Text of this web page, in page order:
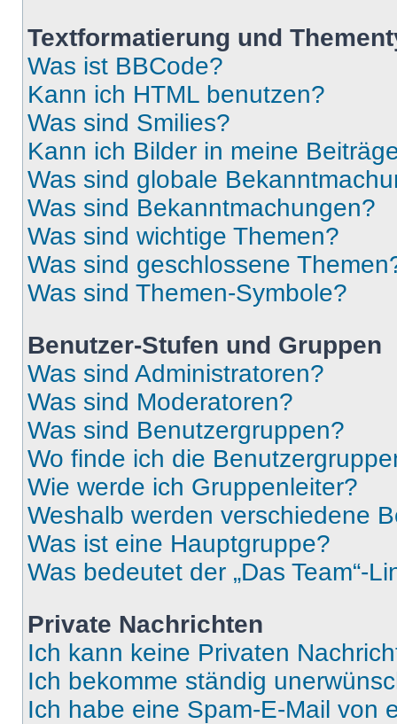
Textformatierung und
Was ist BBCode?
Kann ich HTML benutzen?
Was sind Smilies?
Kann ich Bilder in meine
Was sind globale
Was sind Bekanntmachungen?
Was sind wichtige Themen?
Was sind geschlossene
Was sind Themen-Symbole?
Benutzer-Stufen und Gruppen
Was sind Administratoren?
Was sind Moderatoren?
Was sind Benutzergruppen?
Wo finde ich die
Wie werde ich Gruppenleiter?
Weshalb werden verschiedene
Was ist eine Hauptgruppe?
Was bedeutet der „Das Team“-
Private Nachrichten
Ich kann keine Privaten
Ich bekomme ständig
Ich habe eine Spam-E-Mail von